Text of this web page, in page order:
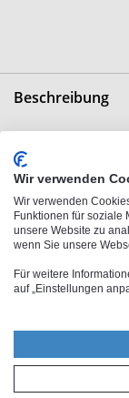
Beschreibung
Gib deinem
mit unseren
Foto, Name oder
ganz nach
Druckqualität und
lange erhalten
Hingucker.
Wähle aus
für dein Gerät:
seine
Wir verwenden
Wir verwenden
Funktionen für soziale
unsere Website zu
wenn Sie unsere
Für weitere
auf „Einstellungen